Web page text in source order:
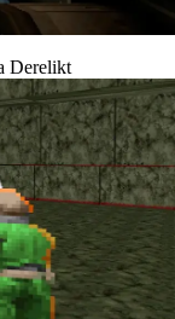
Derelikt